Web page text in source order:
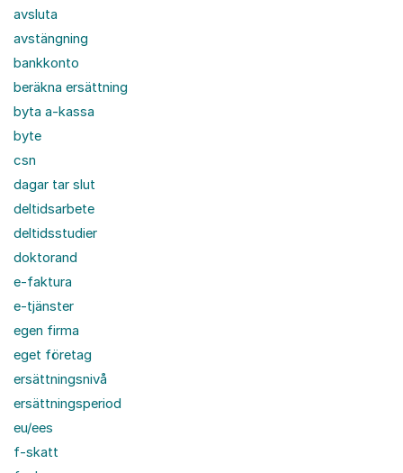
avsluta
avstängning
bankkonto
beräkna ersättning
byta a-kassa
byte
csn
dagar tar slut
deltidsarbete
deltidsstudier
doktorand
e-faktura
e-tjänster
egen firma
eget företag
ersättningsnivå
ersättningsperiod
eu/ees
f-skatt